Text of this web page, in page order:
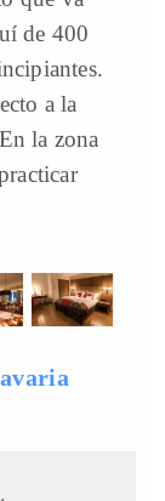
de 400
a la
la zona